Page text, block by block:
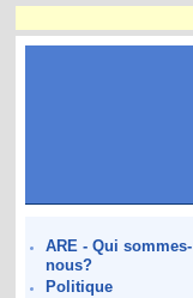
ARE - Qui sommes-
nous?
Politique